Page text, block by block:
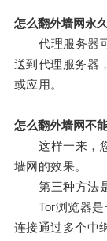
怎么翻外墙网永
代理服务器可
送到代理服务器
或应用。
怎么翻外墙网不
这样一来，您
墙网的效果。
第三种方法是
Tor浏览器是
连接通过多个中